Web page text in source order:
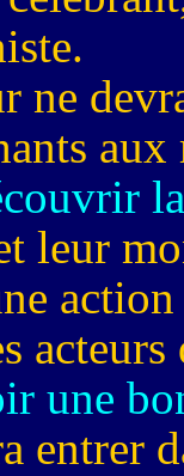
ne
leur
une
entrer